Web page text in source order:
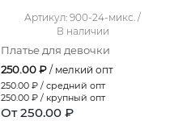
Артикул: 900-24-микс. /
В наличии
Платье для девочки
250.00 ₽ / мелкий опт
250.00 ₽ / средний опт
250.00 ₽ / крупный опт
От 250.00 ₽